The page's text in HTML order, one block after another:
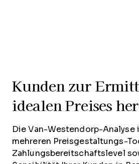
Kunden zur
idealen Preises
Die Van-Westendorp-Analyse
mehreren Preisgestaltungs-
Zahlungsbereitschaftslevel